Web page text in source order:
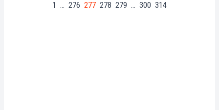
1 … 276 277 278 279 … 300 314